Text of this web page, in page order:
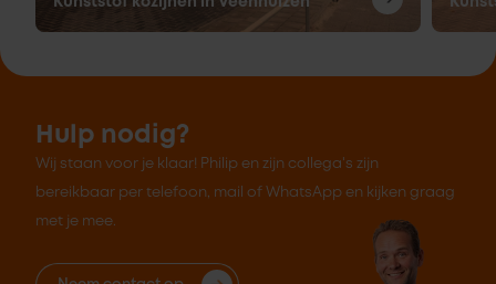
Hulp nodig?
Wij staan voor je klaar! Philip en zijn collega's zijn
bereikbaar per telefoon, mail of WhatsApp en kijken graag
met je mee.